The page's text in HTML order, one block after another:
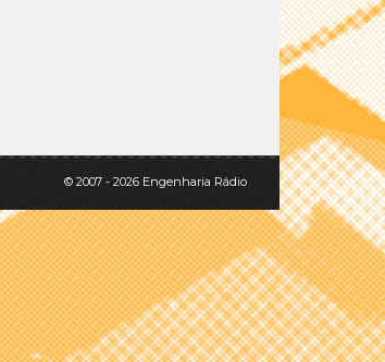
© 2007 - 2026 Engenharia Rádio